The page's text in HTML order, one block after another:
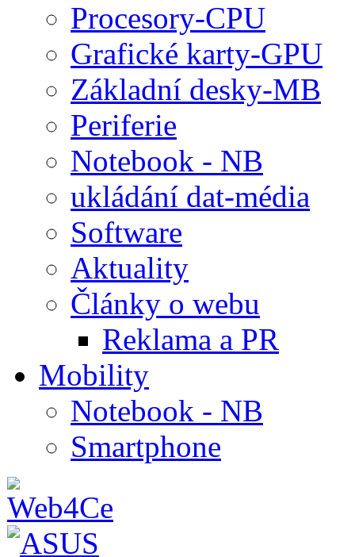
Procesory-CPU
Grafické karty-GPU
Základní desky-MB
Periferie
Notebook - NB
ukládání dat-média
Software
Aktuality
Články o webu
Reklama a PR
Mobility
Notebook - NB
Smartphone